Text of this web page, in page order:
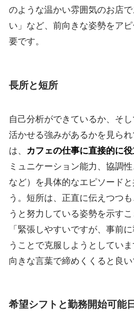
のような温かい雰囲気のお店
い」など、前向きな姿勢をア
要です。
長所と短所
自己分析ができているか、そ
活かせる強みがあるかを見ら
は、
カフェの仕事に直接的に
ミュニケーション能力、協調
など）を具体的なエピソード
う。短所は、正直に伝えつつ
うと努力している姿勢を示すこ
「緊張しやすいですが、事前
うことで克服しようとしてい
向きな言葉で締めくくると良い
希望シフトと勤務開始可能日